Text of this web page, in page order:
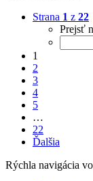
Strana 1 z 22
Prejsť
1
2
3
4
5
…
22
Ďalšia
Rýchla navigácia